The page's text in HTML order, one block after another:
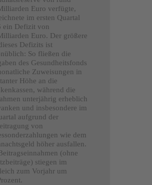
Euro verfügte,
im ersten Quartal
ein Defizit von
Euro. Der größere
Defizits ist
So fließen die
des Gesundheitsfonds
Zuweisungen in
Höhe an die
während die
unterjährig erheblich
und insbesondere im
aufgrund der
von
wie dem
höher ausfallen.
(ohne
stiegen im
zum Vorjahr um